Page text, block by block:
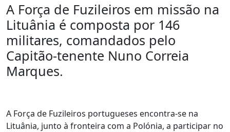
A Força de Fuzileiros em missão na
Lituânia é composta por 146
militares, comandados pelo
Capitão-tenente Nuno Correia
Marques.
A Força de Fuzileiros portugueses encontra-se na
Lituânia, junto à fronteira com a Polónia, a participar no